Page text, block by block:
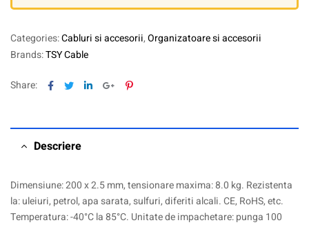
Categories:Cabluri si accesorii,Organizatoare si accesorii
Brands:TSY Cable
Share: Facebook
TwitterLinkedinGoogle+Pinterest
Descriere
Dimensiune: 200 x 2.5 mm, tensionare maxima: 8.0 kg. Rezistenta
la: uleiuri, petrol, apa sarata, sulfuri, diferiti alcali. CE, RoHS, etc.
Temperatura: -40°C la 85°C. Unitate de impachetare: punga 100